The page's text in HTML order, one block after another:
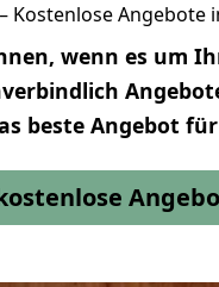
Kostenlose Angebote
wenn es um
beste Angebot